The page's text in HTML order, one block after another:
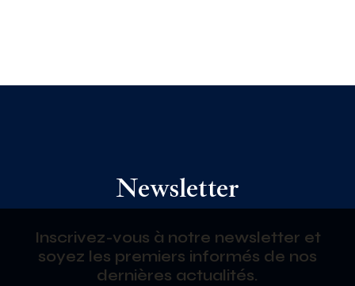
Newsletter
Inscrivez-vous à notre newsletter et
soyez les premiers informés de nos
dernières actualités.